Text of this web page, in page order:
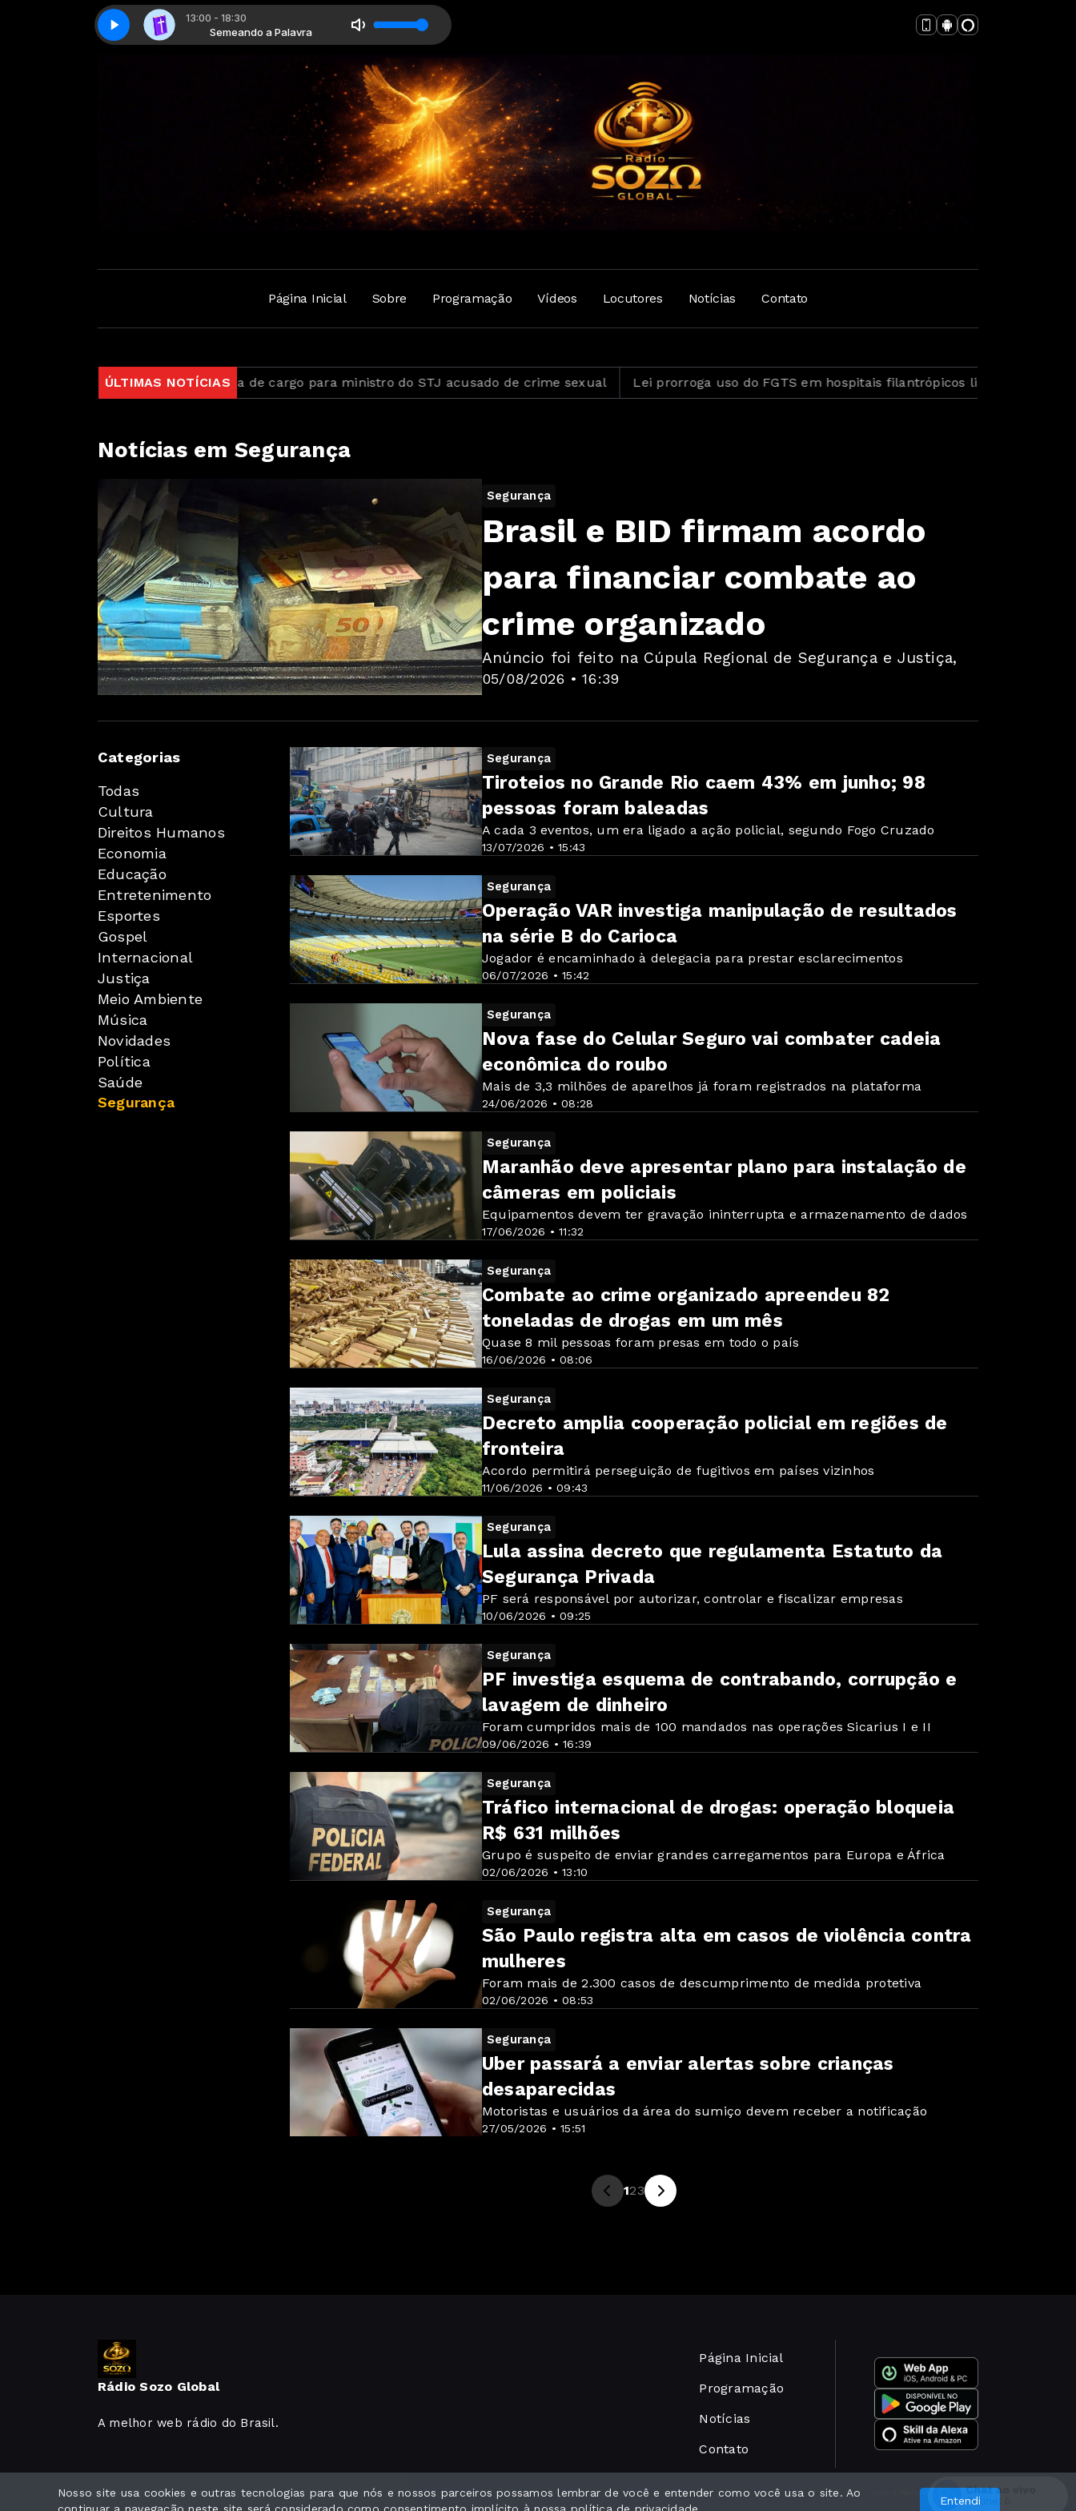
13:00 - 18:30
Semeando a Palavra Semeando a Palavra
Semeando a palavra - Parte 08 Semeando a palavra - Parte 08
Página Inicial Sobre Programação Vídeos Locutores Notícias Contato
ÚLTIMAS NOTÍCIAS
PGR pede perda de cargo para ministro do STJ acusado de crime sexual Lei prorroga uso do FGTS em hospitais filantrópicos ligados ao SUS
Notícias em Segurança
Segurança
05/08/2026 • 16:39
Brasil e BID firmam acordo
para financiar combate ao
crime organizado
Anúncio foi feito na Cúpula Regional de Segurança e Justiça,
Categorias
Todas
Cultura
Direitos Humanos
Economia
Educação
Entretenimento
Esportes
Gospel
Internacional
Justiça
Meio Ambiente
Música
Novidades
Política
Saúde
Segurança
Segurança
13/07/2026 • 15:43
Tiroteios no Grande Rio caem 43% em junho; 98
pessoas foram baleadas
A cada 3 eventos, um era ligado a ação policial, segundo Fogo Cruzado
Segurança
06/07/2026 • 15:42
Operação VAR investiga manipulação de resultados
na série B do Carioca
Jogador é encaminhado à delegacia para prestar esclarecimentos
Segurança
24/06/2026 • 08:28
Nova fase do Celular Seguro vai combater cadeia
econômica do roubo
Mais de 3,3 milhões de aparelhos já foram registrados na plataforma
Segurança
17/06/2026 • 11:32
Maranhão deve apresentar plano para instalação de
câmeras em policiais
Equipamentos devem ter gravação ininterrupta e armazenamento de dados
Segurança
16/06/2026 • 08:06
Combate ao crime organizado apreendeu 82
toneladas de drogas em um mês
Quase 8 mil pessoas foram presas em todo o país
Segurança
11/06/2026 • 09:43
Decreto amplia cooperação policial em regiões de
fronteira
Acordo permitirá perseguição de fugitivos em países vizinhos
Segurança
10/06/2026 • 09:25
Lula assina decreto que regulamenta Estatuto da
Segurança Privada
PF será responsável por autorizar, controlar e fiscalizar empresas
Segurança
09/06/2026 • 16:39
PF investiga esquema de contrabando, corrupção e
lavagem de dinheiro
Foram cumpridos mais de 100 mandados nas operações Sicarius I e II
Segurança
02/06/2026 • 13:10
Tráfico internacional de drogas: operação bloqueia
R$ 631 milhões
Grupo é suspeito de enviar grandes carregamentos para Europa e África
Segurança
02/06/2026 • 08:53
São Paulo registra alta em casos de violência contra
mulheres
Foram mais de 2.300 casos de descumprimento de medida protetiva
Segurança
27/05/2026 • 15:51
Uber passará a enviar alertas sobre crianças
desaparecidas
Motoristas e usuários da área do sumiço devem receber a notificação
123
Rádio Sozo Global
A melhor web rádio do Brasil.
Página Inicial
Programação
Notícias
Contato
Todos os direitos reservados. Com a tecnologia
Nosso site usa cookies e outras tecnologias para que nós e nossos parceiros possamos lembrar de você e entender como você usa o site. Ao
Entendi
Chat ao vivo
Online: